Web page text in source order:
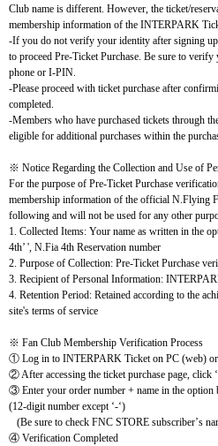
Club name is different. However, the ticket/
membership information of the INTERPARK
-If you do not verify your identity after signing
to proceed Pre-Ticket Purchase. Be sure to
phone or I-PIN.
-Please proceed with ticket purchase after
completed.
-Members who have purchased tickets through
eligible for additional purchases within the
※ Notice Regarding the Collection and Use of
For the purpose of Pre-Ticket Purchase
membership information of the official N.Flying
following and will not be used for any other
1. Collected Items: Your name as written in the
4th’ ', N.Fia 4th Reservation number
2. Purpose of Collection: Pre-Ticket Purchase
3. Recipient of Personal Information:
4. Retention Period: Retained according to the
site's terms of service
※ Fan Club Membership Verification Process
① Log in to INTERPARK Ticket on PC (web)
②After accessing the ticket purchase page, click ‘
③ Enter your order number + name in the
(12-digit number except ‘-‘)
(Be sure to check FNC STORE subscriber’s
④ Verification Completed